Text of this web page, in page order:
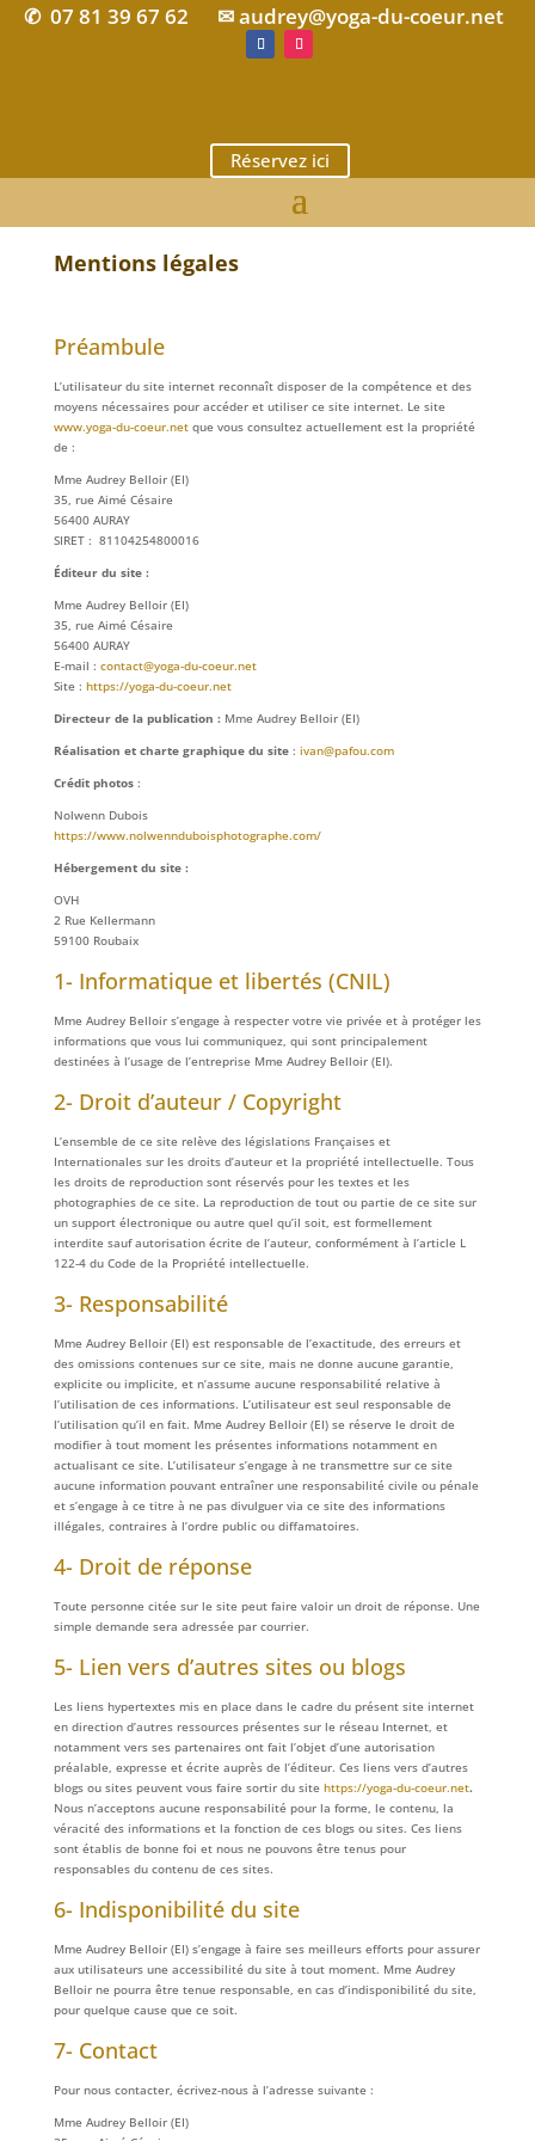
✆ 07 81 39 67 62 ✉ audrey@yoga-du-coeur.net
Réservez ici
Mentions légales
Préambule
L’utilisateur du site internet reconnaît disposer de la compétence et des
moyens nécessaires pour accéder et utiliser ce site internet. Le site
www.yoga-du-coeur.netque vous consultez actuellement est la propriété
de :
Mme Audrey Belloir (EI)
35, rue Aimé Césaire
56400 AURAY
SIRET : 81104254800016
Éditeur du site :
Mme Audrey Belloir (EI)
35, rue Aimé Césaire
56400 AURAY
E-mail : contact@yoga-du-coeur.net
Site : https://yoga-du-coeur.net
Directeur de la publication : Mme Audrey Belloir (EI)
Réalisation et charte graphique du site: ivan@pafou.com
Crédit photos:
Nolwenn Dubois
https://www.nolwennduboisphotographe.com/
Hébergement du site :
OVH
2 Rue Kellermann
59100 Roubaix
1- Informatique et libertés (CNIL)
Mme Audrey Belloir s’engage à respecter votre vie privée et à protéger les
informations que vous lui communiquez, qui sont principalement
destinées à l’usage de l’entreprise Mme Audrey Belloir (EI).
2- Droit d’auteur / Copyright
L’ensemble de ce site relève des législations Françaises et
Internationales sur les droits d’auteur et la propriété intellectuelle. Tous
les droits de reproduction sont réservés pour les textes et les
photographies de ce site. La reproduction de tout ou partie de ce site sur
un support électronique ou autre quel qu’il soit, est formellement
interdite sauf autorisation écrite de l’auteur, conformément à l’article L
122-4 du Code de la Propriété intellectuelle.
3- Responsabilité
Mme Audrey Belloir (EI) est responsable de l’exactitude, des erreurs et
des omissions contenues sur ce site, mais ne donne aucune garantie,
explicite ou implicite, et n’assume aucune responsabilité relative à
l’utilisation de ces informations. L’utilisateur est seul responsable de
l’utilisation qu’il en fait. Mme Audrey Belloir (EI) se réserve le droit de
modifier à tout moment les présentes informations notamment en
actualisant ce site. L’utilisateur s’engage à ne transmettre sur ce site
aucune information pouvant entraîner une responsabilité civile ou pénale
et s’engage à ce titre à ne pas divulguer via ce site des informations
illégales, contraires à l’ordre public ou diffamatoires.
4- Droit de réponse
Toute personne citée sur le site peut faire valoir un droit de réponse. Une
simple demande sera adressée par courrier.
5- Lien vers d’autres sites ou blogs
Les liens hypertextes mis en place dans le cadre du présent site internet
en direction d’autres ressources présentes sur le réseau Internet, et
notamment vers ses partenaires ont fait l’objet d’une autorisation
préalable, expresse et écrite auprès de l’éditeur. Ces liens vers d’autres
blogs ou sites peuvent vous faire sortir du site https://yoga-du-coeur.net.
Nous n’acceptons aucune responsabilité pour la forme, le contenu, la
véracité des informations et la fonction de ces blogs ou sites. Ces liens
sont établis de bonne foi et nous ne pouvons être tenus pour
responsables du contenu de ces sites.
6- Indisponibilité du site
Mme Audrey Belloir (EI) s’engage à faire ses meilleurs efforts pour assurer
aux utilisateurs une accessibilité du site à tout moment. Mme Audrey
Belloir ne pourra être tenue responsable, en cas d’indisponibilité du site,
pour quelque cause que ce soit.
7- Contact
Pour nous contacter, écrivez-nous à l’adresse suivante :
Mme Audrey Belloir (EI)